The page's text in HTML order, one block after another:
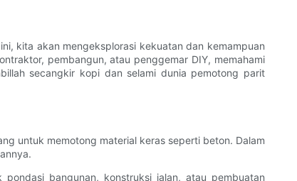
kita akan mengeksplorasi kekuatan dan kemampuan
pembangun, atau penggemar DIY, memahami
secangkir kopi dan selami dunia pemotong parit
untuk memotong material keras seperti beton. Dalam
bangunan, konstruksi jalan, atau pembuatan